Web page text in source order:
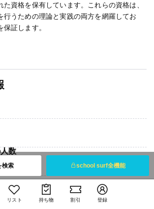
リスト 持ち物 割引 登録
検索 school surf全機能
資格を保有しています。これらの資格は、
行うための理論と実践の両方を網羅してお
証します。
数